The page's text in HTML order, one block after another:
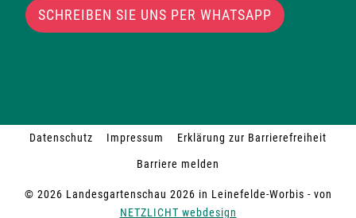
SCHREIBEN SIE UNS PER WHATSAPP
© 2026 Landesgartenschau 2026 in Leinefelde-Worbis - von
NETZLICHT webdesign
Datenschutz Impressum
Erklärung zur Barrierefreiheit
Barriere melden